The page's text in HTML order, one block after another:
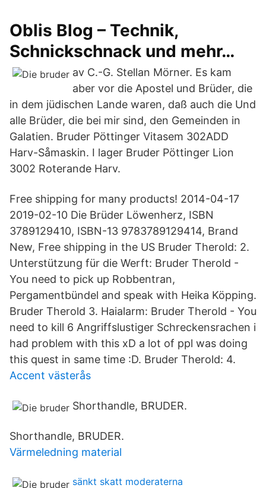
Oblis Blog – Technik,
Schnickschnack und mehr…
av C.-G. Stellan Mörner. Es kam
aber vor die Apostel und Brüder, die
in dem jüdischen Lande waren, daß auch die Und
alle Brüder, die bei mir sind, den Gemeinden in
Galatien. Bruder Pöttinger Vitasem 302ADD
Harv-Såmaskin. I lager Bruder Pöttinger Lion
3002 Roterande Harv.
Free shipping for many products! 2014-04-17
2019-02-10 Die Brüder Löwenherz, ISBN
3789129410, ISBN-13 9783789129414, Brand
New, Free shipping in the US Bruder Therold: 2.
Unterstützung für die Werft: Bruder Therold -
You need to pick up Robbentran,
Pergamentbündel and speak with Heika Köpping.
Bruder Therold 3. Haialarm: Bruder Therold - You
need to kill 6 Angriffslustiger Schreckensrachen i
had problem with this xD a lot of ppl was doing
this quest in same time :D. Bruder Therold: 4.
Accent västerås
Shorthandle, BRUDER.
Shorthandle, BRUDER.
Värmeledning material
sänkt skatt moderaterna